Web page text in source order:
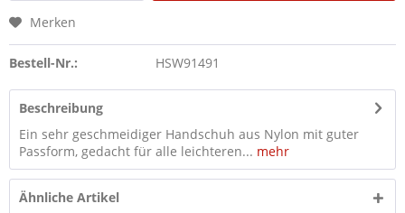
Merken
Bestell-Nr.: HSW91491
Beschreibung
Ein sehr geschmeidiger Handschuh aus Nylon mit guter
Passform, gedacht für alle leichteren... mehr
Ähnliche Artikel